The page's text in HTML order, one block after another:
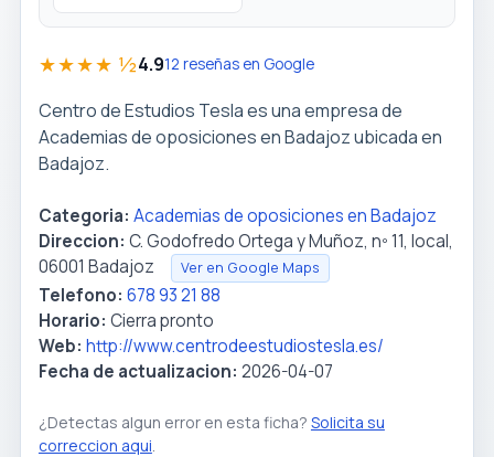
★★★★ ½4.912 reseñas en Google
Centro de Estudios Tesla es una empresa de
Academias de oposiciones en Badajoz ubicada en
Badajoz.
Categoria: Academias de oposiciones en Badajoz
Direccion: C. Godofredo Ortega y Muñoz, nº 11, local,
06001 Badajoz
Ver en Google Maps
Telefono: 678 93 21 88
Horario: Cierra pronto
Web: http://www.centrodeestudiostesla.es/
Fecha de actualizacion: 2026-04-07
¿Detectas algun error en esta ficha? Solicita su
correccion aqui